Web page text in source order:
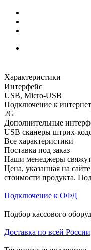
Характеристики
Интерфейс
USB, Micro-USB
Подключение к
2G
Дополнительные
USB сканеры штрих-
Все характеристики
Поставка под заказ
Наши менеджеры
Цена, указанная на
стоимости продукта.
Подключение к ОФД
Подбор кассового
Доставка по всей России